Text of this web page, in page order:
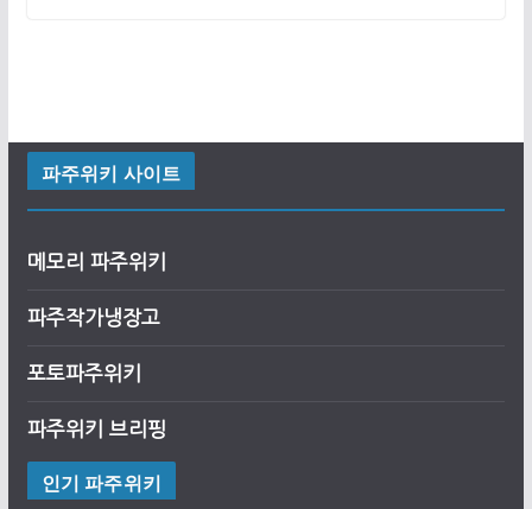
파주위키 사이트
메모리 파주위키
파주작가냉장고
포토파주위키
파주위키 브리핑
인기 파주위키